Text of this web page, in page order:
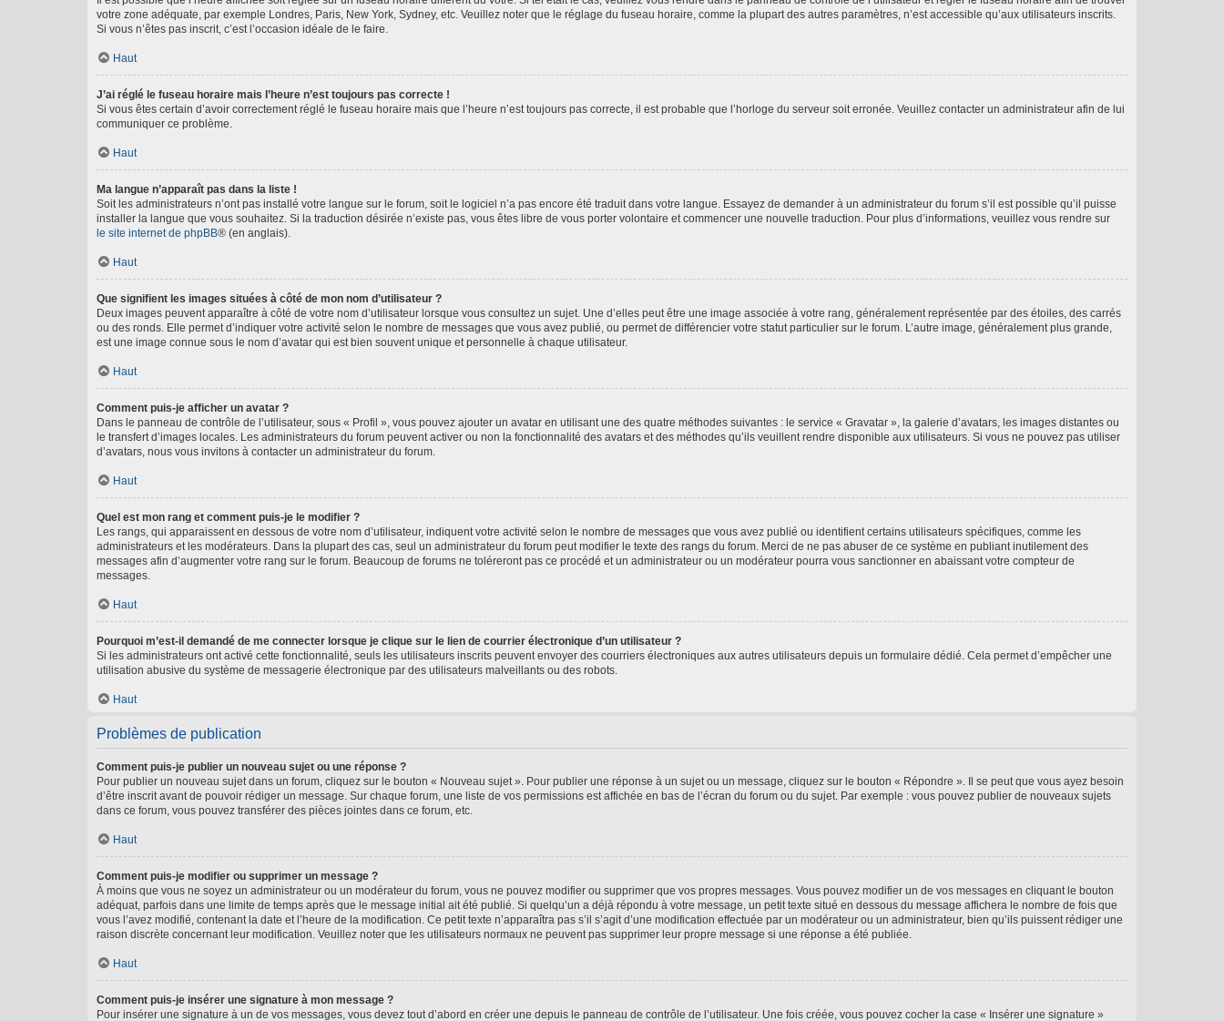
votre zone adéquate, par exemple Londres, Paris, New York, Sydney, etc. Veuillez noter que le réglage du fuseau horaire, comme la plupart des autres paramètres, n’est accessible qu’aux utilisateurs inscrits.
Si vous n’êtes pas inscrit, c’est l’occasion idéale de le faire.
Haut
J’ai réglé le fuseau horaire mais l’heure n’est toujours pas correcte !
Si vous êtes certain d’avoir correctement réglé le fuseau horaire mais que l’heure n’est toujours pas correcte, il est probable que l’horloge du serveur soit erronée. Veuillez contacter un administrateur afin de lui
communiquer ce problème.
Haut
Ma langue n’apparaît pas dans la liste !
Soit les administrateurs n’ont pas installé votre langue sur le forum, soit le logiciel n’a pas encore été traduit dans votre langue. Essayez de demander à un administrateur du forum s’il est possible qu’il puisse
installer la langue que vous souhaitez. Si la traduction désirée n’existe pas, vous êtes libre de vous porter volontaire et commencer une nouvelle traduction. Pour plus d’informations, veuillez vous rendre sur
le site internet de phpBB® (en anglais).
Haut
Que signifient les images situées à côté de mon nom d’utilisateur ?
Deux images peuvent apparaître à côté de votre nom d’utilisateur lorsque vous consultez un sujet. Une d’elles peut être une image associée à votre rang, généralement représentée par des étoiles, des carrés
ou des ronds. Elle permet d’indiquer votre activité selon le nombre de messages que vous avez publié, ou permet de différencier votre statut particulier sur le forum. L’autre image, généralement plus grande,
est une image connue sous le nom d’avatar qui est bien souvent unique et personnelle à chaque utilisateur.
Haut
Comment puis-je afficher un avatar ?
Dans le panneau de contrôle de l’utilisateur, sous « Profil », vous pouvez ajouter un avatar en utilisant une des quatre méthodes suivantes : le service « Gravatar », la galerie d’avatars, les images distantes ou
le transfert d’images locales. Les administrateurs du forum peuvent activer ou non la fonctionnalité des avatars et des méthodes qu’ils veuillent rendre disponible aux utilisateurs. Si vous ne pouvez pas utiliser
d’avatars, nous vous invitons à contacter un administrateur du forum.
Haut
Quel est mon rang et comment puis-je le modifier ?
Les rangs, qui apparaissent en dessous de votre nom d’utilisateur, indiquent votre activité selon le nombre de messages que vous avez publié ou identifient certains utilisateurs spécifiques, comme les
administrateurs et les modérateurs. Dans la plupart des cas, seul un administrateur du forum peut modifier le texte des rangs du forum. Merci de ne pas abuser de ce système en publiant inutilement des
messages afin d’augmenter votre rang sur le forum. Beaucoup de forums ne toléreront pas ce procédé et un administrateur ou un modérateur pourra vous sanctionner en abaissant votre compteur de
messages.
Haut
Pourquoi m’est-il demandé de me connecter lorsque je clique sur le lien de courrier électronique d’un utilisateur ?
Si les administrateurs ont activé cette fonctionnalité, seuls les utilisateurs inscrits peuvent envoyer des courriers électroniques aux autres utilisateurs depuis un formulaire dédié. Cela permet d’empêcher une
utilisation abusive du système de messagerie électronique par des utilisateurs malveillants ou des robots.
Haut
Problèmes de publication
Comment puis-je publier un nouveau sujet ou une réponse ?
Pour publier un nouveau sujet dans un forum, cliquez sur le bouton « Nouveau sujet ». Pour publier une réponse à un sujet ou un message, cliquez sur le bouton « Répondre ». Il se peut que vous ayez besoin
d’être inscrit avant de pouvoir rédiger un message. Sur chaque forum, une liste de vos permissions est affichée en bas de l’écran du forum ou du sujet. Par exemple : vous pouvez publier de nouveaux sujets
dans ce forum, vous pouvez transférer des pièces jointes dans ce forum, etc.
Haut
Comment puis-je modifier ou supprimer un message ?
À moins que vous ne soyez un administrateur ou un modérateur du forum, vous ne pouvez modifier ou supprimer que vos propres messages. Vous pouvez modifier un de vos messages en cliquant le bouton
adéquat, parfois dans une limite de temps après que le message initial ait été publié. Si quelqu’un a déjà répondu à votre message, un petit texte situé en dessous du message affichera le nombre de fois que
vous l’avez modifié, contenant la date et l’heure de la modification. Ce petit texte n’apparaîtra pas s’il s’agit d’une modification effectuée par un modérateur ou un administrateur, bien qu’ils puissent rédiger une
raison discrète concernant leur modification. Veuillez noter que les utilisateurs normaux ne peuvent pas supprimer leur propre message si une réponse a été publiée.
Haut
Comment puis-je insérer une signature à mon message ?
Pour insérer une signature à un de vos messages, vous devez tout d’abord en créer une depuis le panneau de contrôle de l’utilisateur. Une fois créée, vous pouvez cocher la case « Insérer une signature »